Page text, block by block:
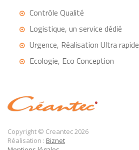
Contrôle Qualité
Logistique, un service dédié
Urgence, Réalisation Ultra rapide
Ecologie, Eco Conception
Copyright © Creantec 2026
Réalisation : Biznet